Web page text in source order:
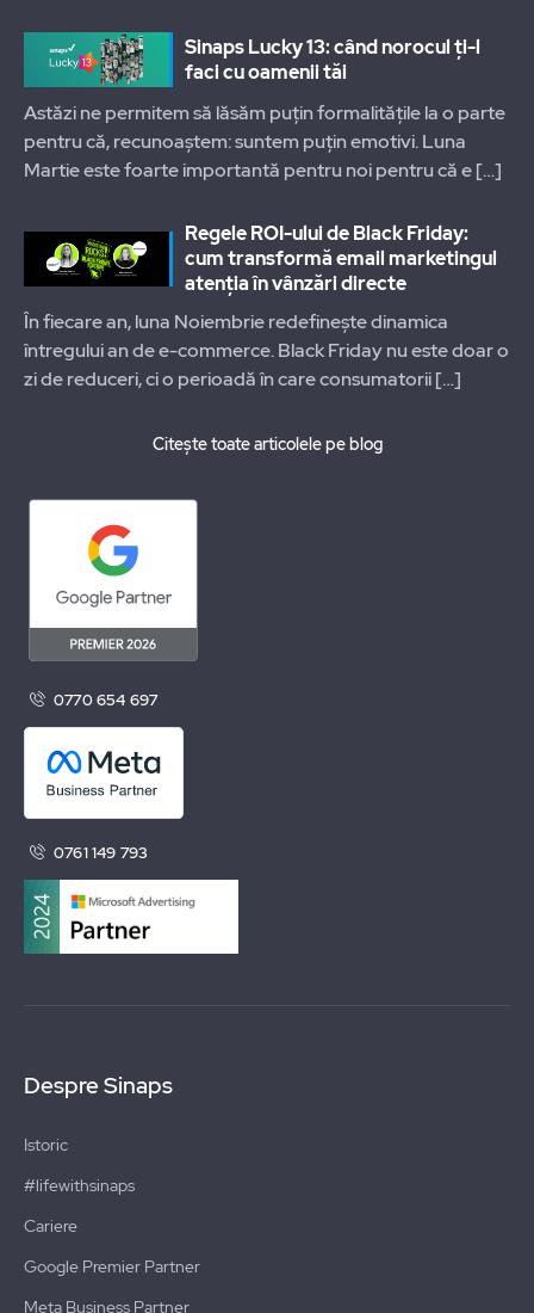
Sinaps Lucky 13: când norocul ți-l
faci cu oamenii tăi
Astăzi ne permitem să lăsăm puțin formalitățile la o parte
pentru că, recunoaștem: suntem puțin emotivi. Luna
Martie este foarte importantă pentru noi pentru că e[…]
Regele ROI-ului de Black Friday:
cum transformă email marketingul
atenția în vânzări directe
În fiecare an, luna Noiembrie redefinește dinamica
întregului an de e-commerce. Black Friday nu este doar o
zi de reduceri, ci o perioadă în care consumatorii[…]
Citește toate articolele pe blog
0770 654 697
0761 149 793
Despre Sinaps
Istoric
#lifewithsinaps
Cariere
Google Premier Partner
Meta Business Partner